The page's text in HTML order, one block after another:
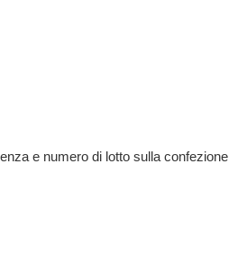
e numero di lotto sulla confezione